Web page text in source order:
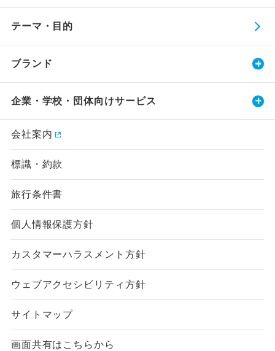
テーマ・目的
ブランド
企業・学校・団体向けサービス
会社案内
標識・約款
旅行条件書
個人情報保護方針
カスタマーハラスメント方針
ウェブアクセシビリティ方針
サイトマップ
画面共有はこちらから